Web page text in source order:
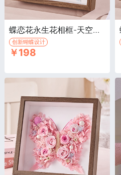
蝶恋花永生花相框-天空蓝·永生花相框
创新蝴蝶设计
￥198